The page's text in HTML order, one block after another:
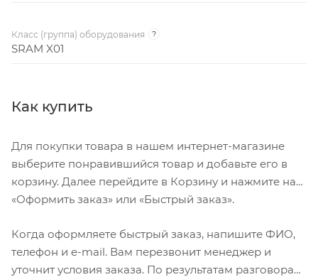
Класс (группа) оборудования ?
SRAM X01
Как купить
Для покупки товара в нашем интернет-магазине
выберите понравившийся товар и добавьте его в
корзину. Далее перейдите в Корзину и нажмите на
«Оформить заказ» или «Быстрый заказ».
Когда оформляете быстрый заказ, напишите ФИО,
телефон и e-mail. Вам перезвонит менеджер и
уточнит условия заказа. По результатам разговора